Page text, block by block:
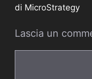
di MicroStrategy
Lascia un